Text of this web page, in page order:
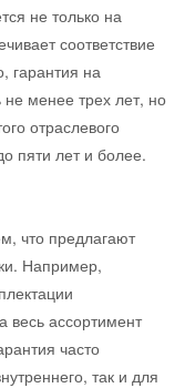
не только на
соответствие
гарантия на
менее трех лет, но
отраслевого
пяти лет и более.
что предлагают
Например,
весь ассортимент
часто
так и для